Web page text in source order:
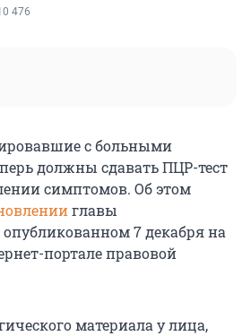
476
с больными
должны сдавать ПЦР-тест
симптомов. Об этом
главы
опубликованном 7 декабря на
портале правовой
материала у лица,